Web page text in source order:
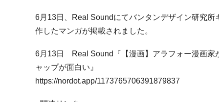
6月13日、Real Soundにてバンタンデザイン研究
作したマンガが掲載されました。
6月13日 Real Sound『【漫画】アラフォー漫画
ャップが面白い』
https://nordot.app/1173765706391879837